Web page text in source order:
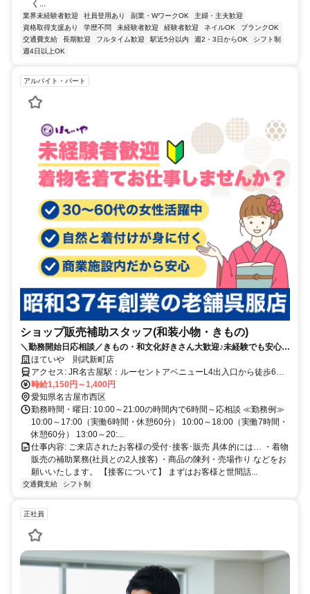
く...
業界未経験者歓迎 社員登用あり 副業・WワークOK
主婦・主夫歓迎
資格取得支援あり
学歴不問 未経験者歓迎 経験者歓迎 ネイルOK
ブランクOK
交通費支給
長期歓迎 フルタイム歓迎 駅近5分以内 週2・3日からOK
シフト制
週4日以上OK
アルバイト・パート
ショップ販売補助スタッフ(和装小物・きもの)
＼勤務開始日応相談／きもの・和文化好きさん大歓迎♪未経験でも安心の
サポート★
ほていや 則武新町店
アクセス: JR名古屋駅：ルーセントアベニューL4出入口から徒歩6分
時給1,150円～1,400円
愛知県名古屋市西区
勤務時間・曜日: 10:00～21:00の時間内で6時間～応相談 ≪勤務例≫
10:00～17:00（実働6時間・休憩60分） 10:00～18:00（実働7時間・
休憩60分） 13:00～20:...
仕事内容: ご来店されたお客様の受付･接客･販売 具体的には… ・着物
販売の補助業務(社員との2人接客) ・商品の陳列・売場作り などをお
願いいたします。 【接客について】 まずはお客様と世間話...
交通費支給 シフト制
正社員